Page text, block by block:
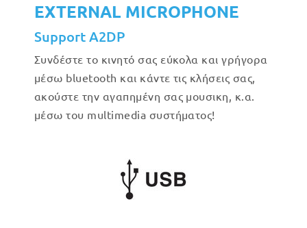
EXTERNAL MICROPHONE
Support A2DP
Συνδέστε το κινητό σας εύκολα και γρήγορα
μέσω bluetooth και κάντε τις κλήσεις σας,
ακούστε την αγαπημένη σας μουσικη, κ.α.
μέσω του multimedia συστήματος!